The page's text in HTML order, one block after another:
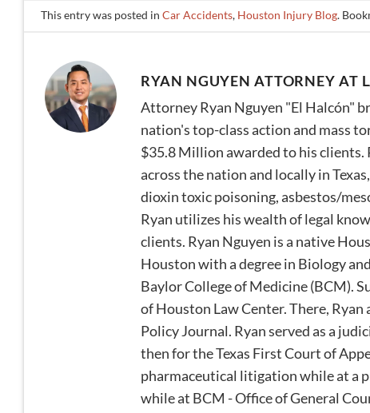
This entry was posted inCar Accidents, Houston Injury Blog.
RYAN NGUYEN ATTORNEY AT
Attorney Ryan Nguyen "El Halcón"
nation's top-class action and mass
$35.8 Million awarded to his
across the nation and locally in
dioxin toxic poisoning, asbestos/
Ryan utilizes his wealth of legal
clients. Ryan Nguyen is a native
Houston with a degree in Biology
Baylor College of Medicine (BCM).
of Houston Law Center. There,
Policy Journal. Ryan served as a
then for the Texas First Court of
pharmaceutical litigation while at a
while at BCM - Office of General